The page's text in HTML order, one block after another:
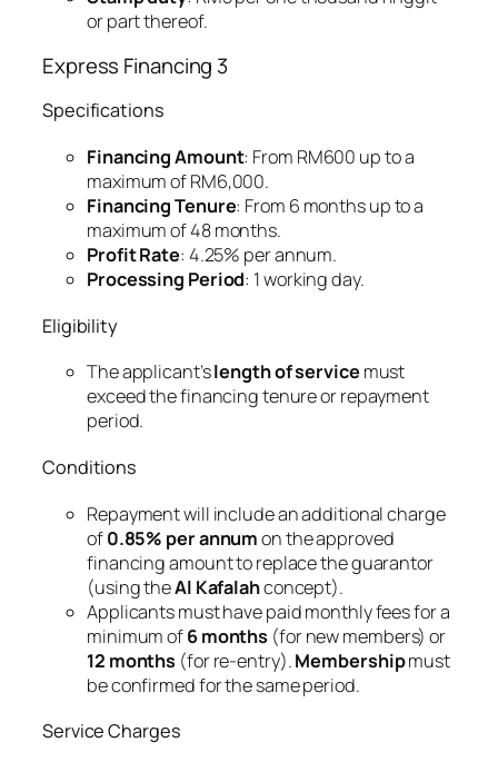
or part thereof.
Express Financing 3
Specifications
Financing Amount: From RM600 up to a
maximum of RM6,000.
Financing Tenure: From 6 months up to a
maximum of 48 months.
Profit Rate: 4.25% per annum.
Processing Period: 1 working day.
Eligibility
The applicant’slength of servicemust
exceed the financing tenure or repayment
period.
Conditions
Repayment will include an additional charge
of0.85% per annumon the approved
financing amount to replace the guarantor
(using theAl Kafalahconcept).
Applicants must have paid monthly fees for a
minimum of6 months (for new members) or
12 months (for re-entry).Membershipmust
be confirmed for the same period.
Service Charges